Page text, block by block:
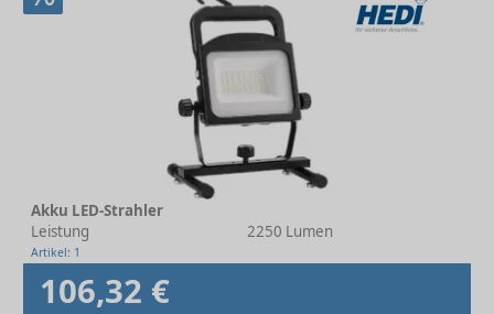
Akku LED-Strahler
Leistung
2250 Lumen
Artikel: 1
106,32 €